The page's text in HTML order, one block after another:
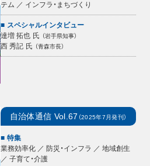
テム ／ インフラ・まちづくり
スペシャルインタビュー
達増 拓也 氏 （岩手県知事）
西 秀記 氏 （青森市長）
自治体通信 Vol.67 （2025年7月発刊）
特集
業務効率化 ／ 防災・インフラ ／ 地域創生
／ 子育て・介護